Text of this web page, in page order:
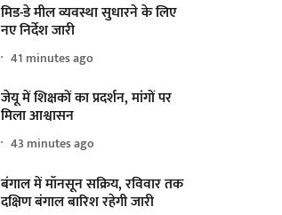
मिड-डे मील व्यवस्था सुधारने के लिए
नए निर्देश जारी
41 minutes ago
जेयू में शिक्षकों का प्रदर्शन, मांगों पर
मिला आश्वासन
43 minutes ago
बंगाल में मॉनसून सक्रिय, रविवार तक
दक्षिण बंगाल बारिश रहेगी जारी